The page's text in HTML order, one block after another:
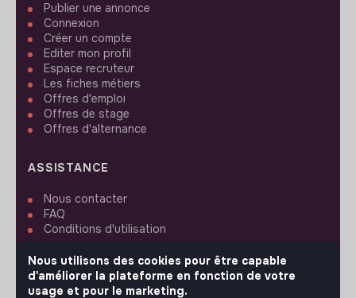
Publier une annonce
Connexion
Créer un compte
Editer mon profil
Espace recruteur
Les fiches métiers
Offres d'emploi
Offres de stage
Offres d'alternance
ASSISTANCE
Nous contacter
FAQ
Conditions d'utilisation
RÉGLAGES
Nous utilisons des cookies pour être capable
d'améliorer la plateforme en fonction de votre
usage et pour le marketing.